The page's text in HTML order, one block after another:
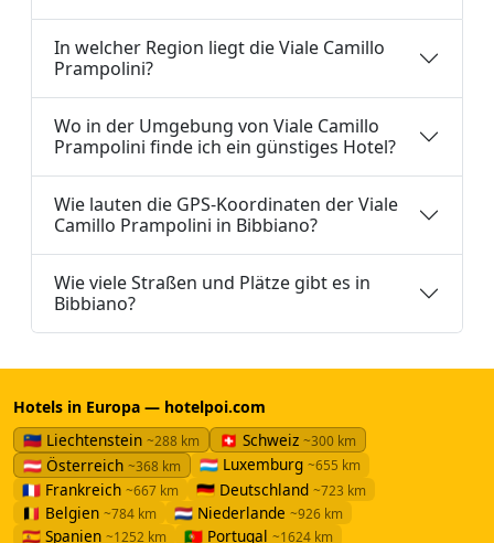
In welcher Region liegt die Viale Camillo
Prampolini?
Wo in der Umgebung von Viale Camillo
Prampolini finde ich ein günstiges Hotel?
Wie lauten die GPS-Koordinaten der Viale
Camillo Prampolini in Bibbiano?
Wie viele Straßen und Plätze gibt es in
Bibbiano?
Hotels in Europa — hotelpoi.com
🇱🇮 Liechtenstein ~288 km 🇨🇭 Schweiz ~300 km
🇦🇹 Österreich ~368 km 🇱🇺 Luxemburg ~655 km
🇫🇷 Frankreich ~667 km 🇩🇪 Deutschland ~723 km
🇧🇪 Belgien ~784 km 🇳🇱 Niederlande ~926 km
🇪🇸 Spanien ~1252 km 🇵🇹 Portugal ~1624 km